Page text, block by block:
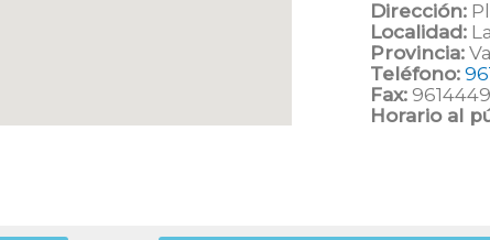
Dirección:
Localidad:
Provincia:
Teléfono:
Fax:
Horario al